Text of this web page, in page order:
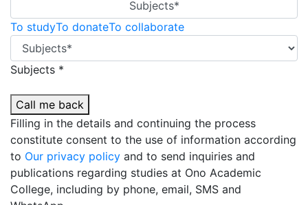
Subjects*
To studyTo donateTo collaborate
Subjects *
Call me back
Filling in the details and continuing the process
constitute consent to the use of information according
to Our privacy policy and to send inquiries and
publications regarding studies at Ono Academic
College, including by phone, email, SMS and